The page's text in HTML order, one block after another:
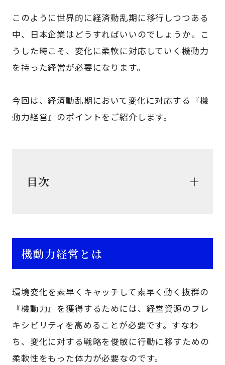
このように世界的に経済動乱期に移行しつつある
中、日本企業はどうすればいいのでしょうか。こ
うした時こそ、変化に柔軟に対応していく機動力
を持った経営が必要になります。
今回は、経済動乱期において変化に対応する『機
動力経営』のポイントをご紹介します。
目次
機動力経営とは
環境変化を素早くキャッチして素早く動く抜群の
『機動力』を獲得するためには、経営資源のフレ
キシビリティを高めることが必要です。すなわ
ち、変化に対する戦略を俊敏に行動に移すための
柔軟性をもった体力が必要なのです。